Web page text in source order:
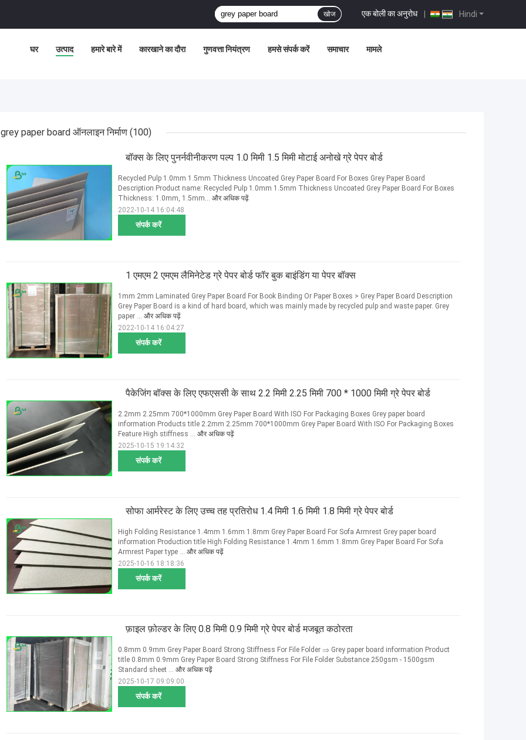
Hindi
एक बोली का अनुरोध |
खोज
घर उत्पाद हमारे बारे में कारखाने का दौरा गुणवत्ता नियंत्रण हमसे संपर्क करें समाचार मामले
grey paper board ऑनलाइन निर्माण (100)
बॉक्स के लिए पुनर्नवीनीकरण पल्प 1.0 मिमी 1.5 मिमी मोटाई अनोखे ग्रे पेपर बोर्ड
संपर्क करें
Recycled Pulp 1.0mm 1.5mm Thickness Uncoated Grey Paper Board For Boxes Grey Paper Board
Description Product name: Recycled Pulp 1.0mm 1.5mm Thickness Uncoated Grey Paper Board For Boxes
Thickness: 1.0mm, 1.5mm... और अधिक पढ़ें
2022-10-14 16:04:48
1 एमएम 2 एमएम लैमिनेटेड ग्रे पेपर बोर्ड फॉर बुक बाइंडिंग या पेपर बॉक्स
संपर्क करें
1mm 2mm Laminated Grey Paper Board For Book Binding Or Paper Boxes > Grey Paper Board Description
Grey Paper Board is a kind of hard board, which was mainly made by recycled pulp and waste paper. Grey
paper ... और अधिक पढ़ें
2022-10-14 16:04:27
पैकेजिंग बॉक्स के लिए एफएससी के साथ 2.2 मिमी 2.25 मिमी 700 * 1000 मिमी ग्रे पेपर बोर्ड
संपर्क करें
2.2mm 2.25mm 700*1000mm Grey Paper Board With ISO For Packaging Boxes Grey paper board
information Products title 2.2mm 2.25mm 700*1000mm Grey Paper Board With ISO For Packaging Boxes
Feature High stiffness ... और अधिक पढ़ें
2025-10-15 19:14:32
सोफा आर्मरेस्ट के लिए उच्च तह प्रतिरोध 1.4 मिमी 1.6 मिमी 1.8 मिमी ग्रे पेपर बोर्ड
संपर्क करें
High Folding Resistance 1.4mm 1.6mm 1.8mm Grey Paper Board For Sofa Armrest Grey paper board
information Production title High Folding Resistance 1.4mm 1.6mm 1.8mm Grey Paper Board For Sofa
Armrest Paper type ... और अधिक पढ़ें
2025-10-16 18:18:36
फ़ाइल फ़ोल्डर के लिए 0.8 मिमी 0.9 मिमी ग्रे पेपर बोर्ड मजबूत कठोरता
संपर्क करें
0.8mm 0.9mm Grey Paper Board Strong Stiffness For File Folder ⇒ Grey paper board information Product
title 0.8mm 0.9mm Grey Paper Board Strong Stiffness For File Folder Substance 250gsm - 1500gsm
Standard sheet ... और अधिक पढ़ें
2025-10-17 09:09:00